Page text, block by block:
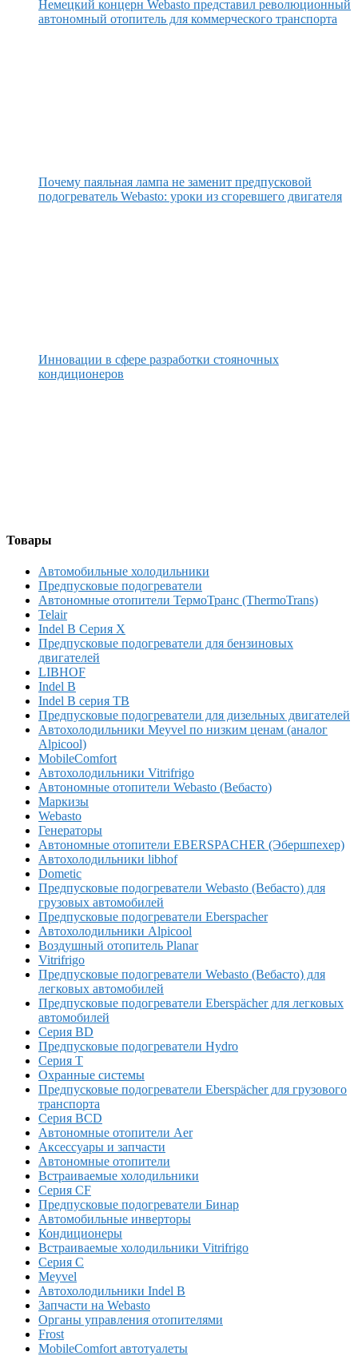
Немецкий концерн Webasto представил революционный
автономный отопитель для коммерческого транспорта
Почему паяльная лампа не заменит предпусковой
подогреватель Webasto: уроки из сгоревшего двигателя
Инновации в сфере разработки стояночных
кондиционеров
Товары
Автомобильные холодильники
Предпусковые подогреватели
Автономные отопители ТермоТранс (ThermoTrans)
Telair
Indel B Серия X
Предпусковые подогреватели для бензиновых
двигателей
LIBHOF
Indel B
Indel B серия TB
Предпусковые подогреватели для дизельных двигателей
Автохолодильники Meyvel по низким ценам (аналог
Alpicool)
MobileComfort
Автохолодильники Vitrifrigo
Автономные отопители Webasto (Вебасто)
Маркизы
Webasto
Генераторы
Автономные отопители EBERSPACHER (Эбершпехер)
Автохолодильники libhof
Dometic
Предпусковые подогреватели Webasto (Вебасто) для
грузовых автомобилей
Предпусковые подогреватели Eberspacher
Автохолодильники Alpicool
Воздушный отопитель Planar
Vitrifrigo
Предпусковые подогреватели Webasto (Вебасто) для
легковых автомобилей
Предпусковые подогреватели Eberspächer для легковых
автомобилей
Серия BD
Предпусковые подогреватели Hydro
Серия T
Охранные системы
Предпусковые подогреватели Eberspächer для грузового
транспорта
Серия BCD
Автономные отопители Аer
Аксессуары и запчасти
Автономные отопители
Встраиваемые холодильники
Серия CF
Предпусковые подогреватели Бинар
Автомобильные инверторы
Кондиционеры
Встраиваемые холодильники Vitrifrigo
Серия C
Meyvel
Автохолодильники Indel B
Запчасти на Webasto
Органы управления отопителями
Frost
MobileComfort автотуалеты